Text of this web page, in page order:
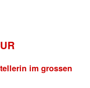
im grossen